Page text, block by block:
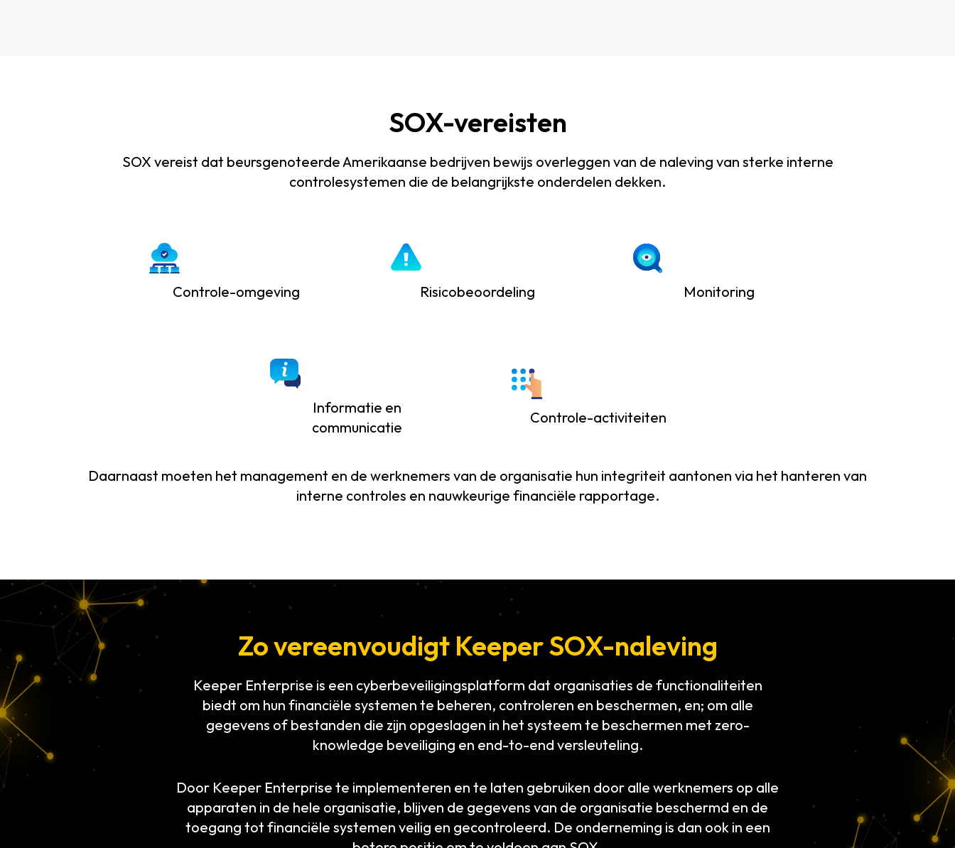
SOX-vereisten
SOX vereist dat beursgenoteerde Amerikaanse bedrijven bewijs overleggen van de naleving van sterke interne
controlesystemen die de belangrijkste onderdelen dekken.
Controle-omgeving Risicobeoordeling Monitoring
Informatie en
communicatie
Controle-activiteiten
Daarnaast moeten het management en de werknemers van de organisatie hun integriteit aantonen via het hanteren van
interne controles en nauwkeurige financiële rapportage.
Zo vereenvoudigt Keeper SOX-naleving
Keeper Enterprise is een cyberbeveiligingsplatform dat organisaties de functionaliteiten
biedt om hun financiële systemen te beheren, controleren en beschermen, en; om alle
gegevens of bestanden die zijn opgeslagen in het systeem te beschermen met zero-
knowledge beveiliging en end-to-end versleuteling.
Door Keeper Enterprise te implementeren en te laten gebruiken door alle werknemers op alle
apparaten in de hele organisatie, blijven de gegevens van de organisatie beschermd en de
toegang tot financiële systemen veilig en gecontroleerd. De onderneming is dan ook in een